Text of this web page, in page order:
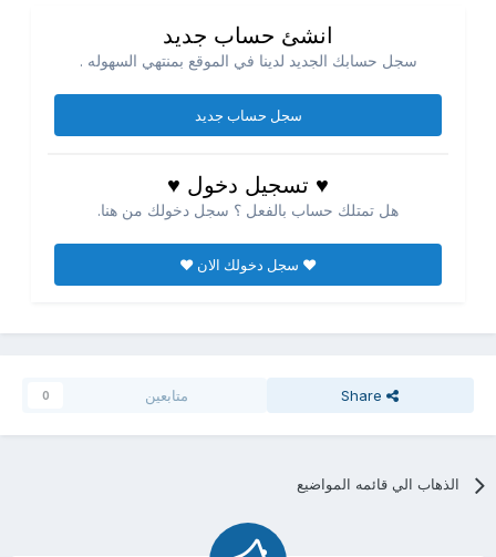
انشئ حساب جديد
سجل حسابك الجديد لدينا في الموقع بمنتهي السهوله .
سجل حساب جديد
♥ تسجيل دخول ♥
هل تمتلك حساب بالفعل ؟ سجل دخولك من هنا.
♥ سجل دخولك الان ♥
Share متابعين 0
الذهاب الي قائمه المواضيع